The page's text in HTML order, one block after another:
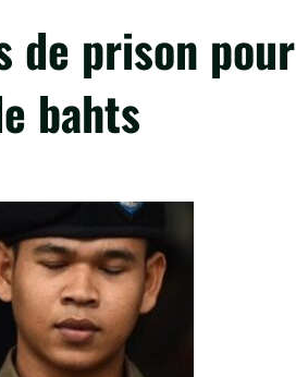
de prison pour
bahts